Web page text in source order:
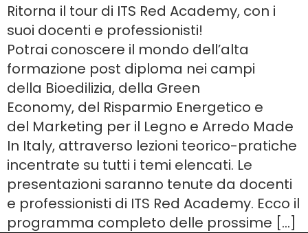
Ritorna il tour di ITS Red Academy, con i
suoi docenti e professionisti!
Potrai conoscere il mondo dell’alta
formazione post diploma nei campi
della Bioedilizia, della Green
Economy, del Risparmio Energetico e
del Marketing per il Legno e Arredo Made
In Italy, attraverso lezioni teorico-pratiche
incentrate su tutti i temi elencati. Le
presentazioni saranno tenute da docenti
e professionisti di ITS Red Academy. Ecco il
programma completo delle prossime […]